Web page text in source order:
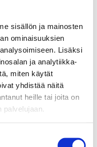
sisällön ja mainosten
ominaisuuksien
Lisäksi
ja analytiikka-
miten käytät
yhdistää näitä
heille tai joita on
palvelujaan.
makes the gel
sporadic use.
of Biltema's 12 V